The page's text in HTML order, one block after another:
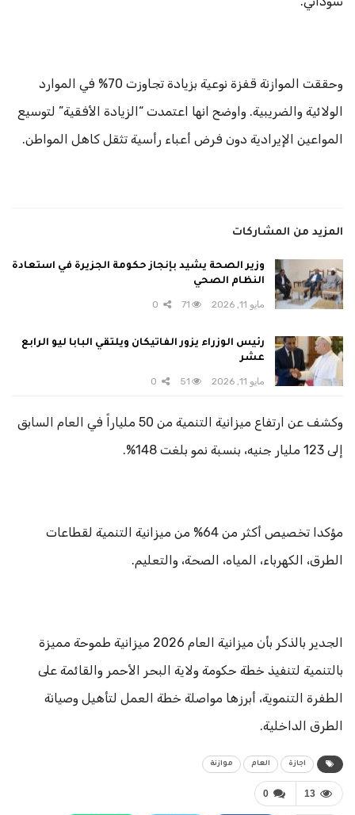
وحققت الموازنة قفزة نوعية بزيادة تجاوزت 70% في الموارد
الولائية والضريبية. واوضح انها اعتمدت “الزيادة الأفقية” لتوسيع
المواعين الإيرادية دون فرض أعباء رأسية تثقل كاهل المواطن.
المزيد من المشاركات
وزير الصحة يشيد بإنجاز حكومة الجزيرة في استعادة
النظام الصحي
مايو 11, 2026 71
رئيس الوزراء يزور الفاتيكان ويلتقي البابا ليو الرابع
عشر
مايو 11, 2026 51
وكشف عن ارتفاع ميزانية التنمية من 50 ملياراً في العام السابق
إلى 123 مليار جنيه، بنسبة نمو بلغت 148%.
مؤكدا تخصيص أكثر من 64% من ميزانية التنمية لقطاعات
الطرق، الكهرباء، المياه، الصحة، والتعليم.
الجدير بالذكر بأن ميزانية العام 2026 ميزانية طموحة مميزة
بالتنمية لتنفيذ خطة حكومة ولاية البحر الأحمر والقائمة على
الطفرة التنموية، أبرزها مواصلة خطة العمل لتأهيل وصيانة
الطرق الداخلية.
اجازة العام موازنة
0 13